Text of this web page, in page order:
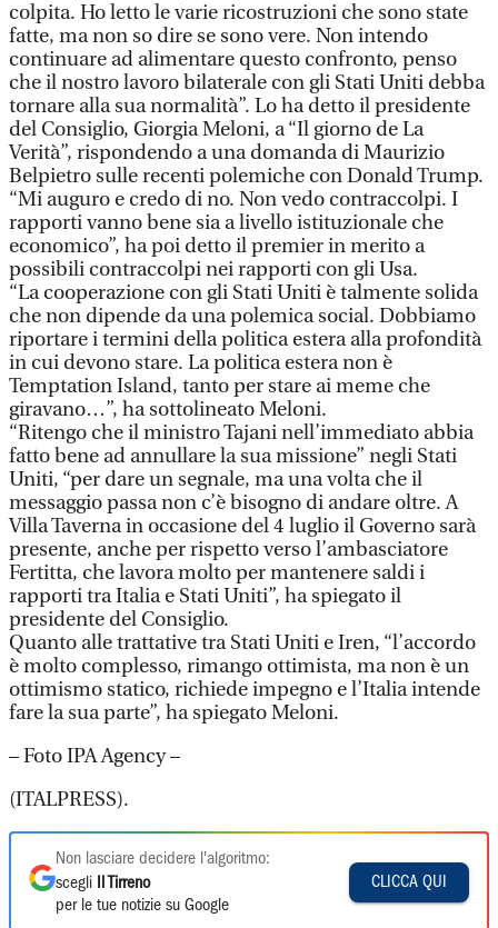
colpita. Ho letto le varie ricostruzioni che sono state
fatte, ma non so dire se sono vere. Non intendo
continuare ad alimentare questo confronto, penso
che il nostro lavoro bilaterale con gli Stati Uniti debba
tornare alla sua normalità”. Lo ha detto il presidente
del Consiglio, Giorgia Meloni, a “Il giorno de La
Verità”, rispondendo a una domanda di Maurizio
Belpietro sulle recenti polemiche con Donald Trump.
“Mi auguro e credo di no. Non vedo contraccolpi. I
rapporti vanno bene sia a livello istituzionale che
economico”, ha poi detto il premier in merito a
possibili contraccolpi nei rapporti con gli Usa.
“La cooperazione con gli Stati Uniti è talmente solida
che non dipende da una polemica social. Dobbiamo
riportare i termini della politica estera alla profondità
in cui devono stare. La politica estera non è
Temptation Island, tanto per stare ai meme che
giravano…”, ha sottolineato Meloni.
“Ritengo che il ministro Tajani nell’immediato abbia
fatto bene ad annullare la sua missione” negli Stati
Uniti, “per dare un segnale, ma una volta che il
messaggio passa non c’è bisogno di andare oltre. A
Villa Taverna in occasione del 4 luglio il Governo sarà
presente, anche per rispetto verso l’ambasciatore
Fertitta, che lavora molto per mantenere saldi i
rapporti tra Italia e Stati Uniti”, ha spiegato il
presidente del Consiglio.
Quanto alle trattative tra Stati Uniti e Iren, “l’accordo
è molto complesso, rimango ottimista, ma non è un
ottimismo statico, richiede impegno e l’Italia intende
fare la sua parte”, ha spiegato Meloni.
– Foto IPA Agency –
(ITALPRESS).
Non lasciare decidere l'algoritmo:
scegli
Il Tirreno
per le tue notizie su Google
CLICCA QUI